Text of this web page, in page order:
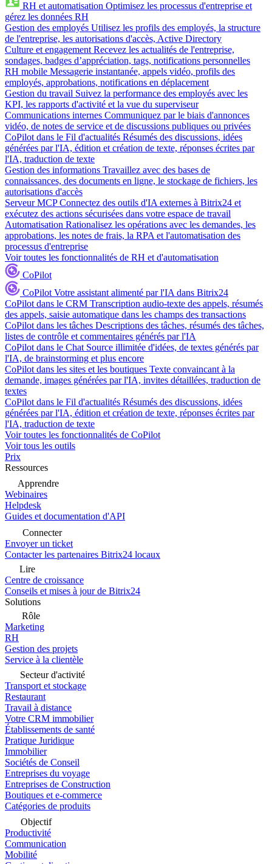
RH et automatisation Optimisez les processus d'entreprise et
gérez les données RH
Gestion des employés Utilisez les profils des employés, la structure
de l'entreprise, les autorisations d'accès, Active Directory
Culture et engagement Recevez les actualités de l'entreprise,
sondages, badges d’appréciation, tags, notifications personnelles
RH mobile Messagerie instantanée, appels vidéo, profils des
employés, approbations, notifications en déplacement
Gestion du travail Suivez la performance des employés avec les
KPI, les rapports d'activité et la vue du superviseur
Communications internes Communiquez par le biais d'annonces
vidéo, de notes de service et de discussions publiques ou privées
CoPilot dans le Fil d'actualités Résumés des discussions, idées
générées par l'IA, édition et création de texte, réponses écrites par
l'IA, traduction de texte
Gestion des informations Travaillez avec des bases de
connaissances, des documents en ligne, le stockage de fichiers, les
autorisations d'accès
Serveur MCP Connectez des outils d'IA externes à Bitrix24 et
exécutez des actions sécurisées dans votre espace de travail
Automatisation Rationalisez les opérations avec les demandes, les
approbations, les notes de frais, la RPA et l'automatisation des
processus d'entreprise
Voir toutes les fonctionnalités de RH et d'automatisation
CoPilot
CoPilot Votre assistant alimenté par l'IA dans Bitrix24
CoPilot dans le CRM Transcription audio-texte des appels, résumés
des appels, saisie automatique dans les champs des transactions
CoPilot dans les tâches Descriptions des tâches, résumés des tâches,
listes de contrôle et commentaires générés par l'IA
CoPilot dans le Chat Source illimitée d'idées, de textes générés par
l'IA, de brainstorming et plus encore
CoPilot dans les sites et les boutiques Texte convaincant à la
demande, images générées par l'IA, invites détaillées, traduction de
textes
CoPilot dans le Fil d'actualités Résumés des discussions, idées
générées par l'IA, édition et création de texte, réponses écrites par
l'IA, traduction de texte
Voir toutes les fonctionnalités de CoPilot
Voir tous les outils
Prix
Ressources
Apprendre
Webinaires
Helpdesk
Guides et documentation d'API
Connecter
Envoyer un ticket
Contacter les partenaires Bitrix24 locaux
Lire
Centre de croissance
Conseils et mises à jour de Bitrix24
Solutions
Rôle
Marketing
RH
Gestion des projets
Service à la clientèle
Secteur d'activité
Transport et stockage
Restaurant
Travail à distance
Votre CRM immobilier
Établissements de santé
Pratique Juridique
Immobilier
Sociétés de Conseil
Entreprises du voyage
Entreprises de Construction
Boutiques et e-commerce
Catégories de produits
Objectif
Productivité
Communication
Mobilité